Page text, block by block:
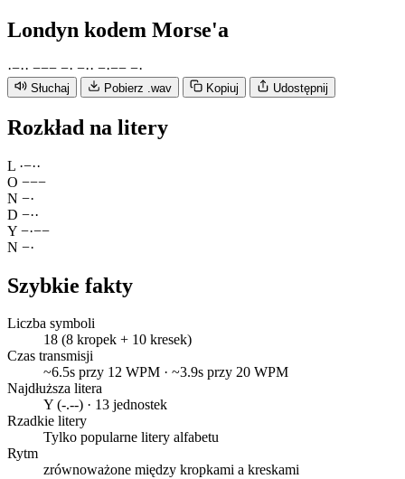
Londyn kodem Morse'a
·−·· −−− −· −·· −·−− −·
Słuchaj Pobierz .wav Kopiuj Udostępnij
Rozkład na litery
L ·−··
O −−−
N −·
D −··
Y −·−−
N −·
Szybkie fakty
Liczba symboli
18 (8 kropek + 10 kresek)
Czas transmisji
~6.5s przy 12 WPM · ~3.9s przy 20 WPM
Najdłuższa litera
Y (-.--) · 13 jednostek
Rzadkie litery
Tylko popularne litery alfabetu
Rytm
zrównoważone między kropkami a kreskami